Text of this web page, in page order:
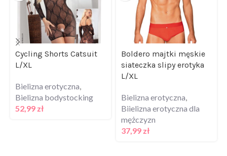
Cycling Shorts Catsuit
L/XL
Bielizna erotyczna
Bielizna bodystocking
52,99 zł
Boldero majtki męskie
siateczka slipy erotyka
L/XL
Bielizna erotyczna
Biielizna erotyczna dla
mężczyzn
37,99 zł